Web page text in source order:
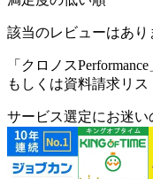
該当のレビューはあり
「 クロノスPerformance
もしくは資料請求リ
サービス選定にお迷